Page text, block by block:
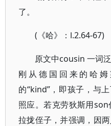
了。
(《哈》：Ⅰ.2.64-67)
原文中cousin 一词
刚从德国回来的哈
的“kind”，即孩子，与
照应。若克劳狄斯用
拉拢侄子，并强调，因